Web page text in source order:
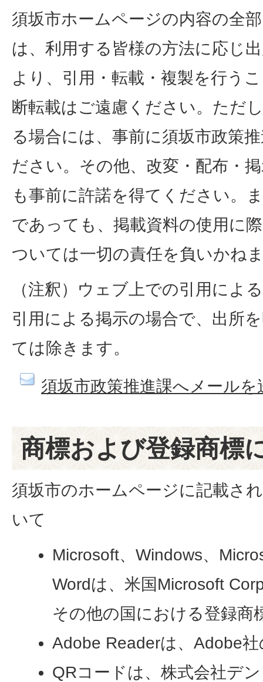
須坂市ホームページの内容の全
は、利用する皆様の方法に応じ
より、引用・転載・複製を行う
断転載はご遠慮ください。ただ
る場合には、事前に須坂市政策
ださい。その他、改変・配布・
も事前に許諾を得てください。
であっても、掲載資料の使用に
ついては一切の責任を負いかね
（注釈）ウェブ上での引用によ
引用による掲示の場合で、出所
ては除きます。
須坂市政策推進課へメールを
商標および登録商標
須坂市のホームページに記載さ
いて
Microsoft、Windows、
Wordは、米国Microsoft
その他の国における登録商
Adobe Readerは、Adobe
QRコードは、株式会社デ